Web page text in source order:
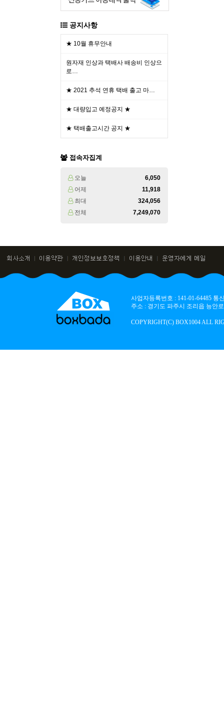
공지사항
★ 10월 휴무안내
원자재 인상과 택배사 배송비 인상으
로…
★ 2021 추석 연휴 택배 출고 마…
★ 대량입고 예정공지 ★
★ 택배출고시간 공지 ★
접속자집계
오늘
6,050
어제
11,918
최대
324,056
전체
7,249,070
사업자등록번호 : 141-01-64485
주소 : 경기도 파주시 조리읍 능안
COPYRIGHT(C) BOX1004 ALL